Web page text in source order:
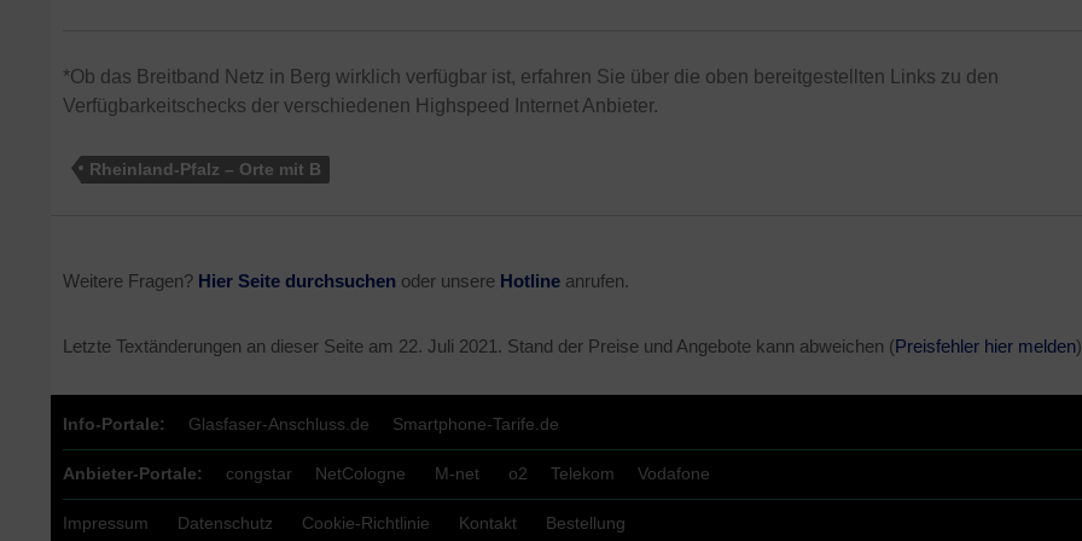
*Ob das Breitband Netz in Berg wirklich verfügbar ist, erfahren Sie über die oben bereitgestellten Links zu den
Verfügbarkeitschecks der verschiedenen Highspeed Internet Anbieter.
Rheinland-Pfalz – Orte mit B
Weitere Fragen? Hier Seite durchsuchen oder unsere Hotline anrufen.
Letzte Textänderungen an dieser Seite am 22. Juli 2021 . Stand der Preise und Angebote kann abweichen (Preisfehler hier melden
Info-Portale: Glasfaser-Anschluss.de Smartphone-Tarife.de
Anbieter-Portale: congstar NetCologne M-net o2 Telekom Vodafone
Impressum Datenschutz Cookie-Richtlinie Kontakt Bestellung